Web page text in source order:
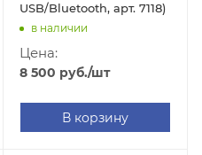
USB/Bluetooth, арт. 7118)
в наличии
Цена:
8 500 руб./шт
В корзину